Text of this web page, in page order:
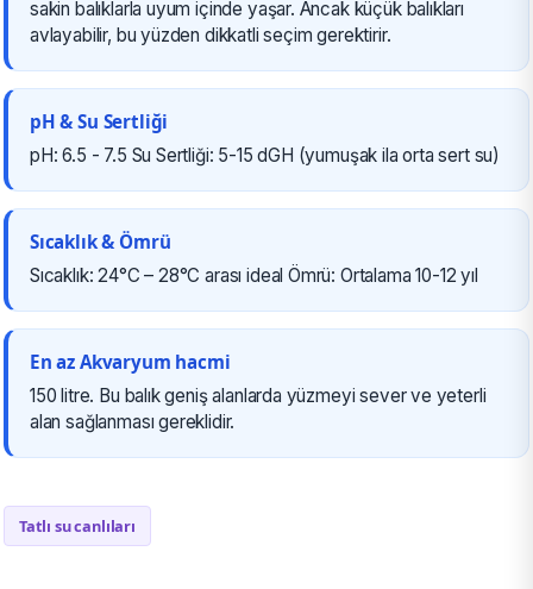
sakin balıklarla uyum içinde yaşar. Ancak küçük balıkları
avlayabilir, bu yüzden dikkatli seçim gerektirir.
pH & Su Sertliği
pH: 6.5 - 7.5 Su Sertliği: 5-15 dGH (yumuşak ila orta sert su)
Sıcaklık & Ömrü
Sıcaklık: 24°C – 28°C arası ideal Ömrü: Ortalama 10-12 yıl
En az Akvaryum hacmi
150 litre. Bu balık geniş alanlarda yüzmeyi sever ve yeterli
alan sağlanması gereklidir.
Tatlı su canlıları